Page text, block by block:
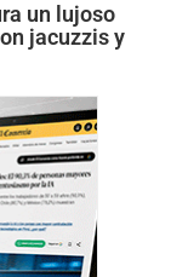
un lujoso
jacuzzis y